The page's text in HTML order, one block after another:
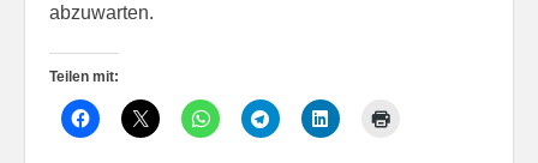
abzuwarten.
Teilen mit: